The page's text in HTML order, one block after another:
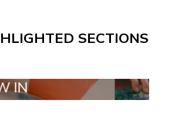
SECTIONS
TAILOR